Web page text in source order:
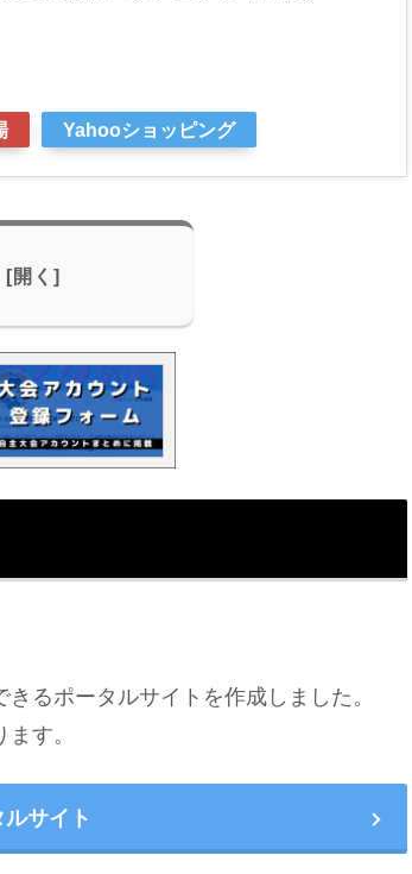
Yahooショッピング
るポータルサイトを作成しました。
す。
サイト